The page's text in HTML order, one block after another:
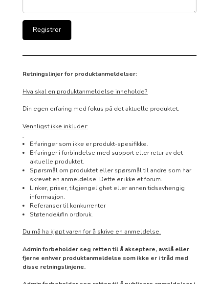
Retningslinjer for produktanmeldelser:
Hva skal en produktanmeldelse inneholde?
Din egen erfaring med fokus på det aktuelle produktet.
Vennligst ikke inkluder:
Erfaringer som ikke er produkt-spesifikke.
Erfaringer i forbindelse med support eller retur av det
aktuelle produktet.
Spørsmål om produktet eller spørsmål til andre som har
skrevet en anmeldelse. Dette er ikke et forum.
Linker, priser, tilgjengelighet eller annen tidsavhengig
informasjon.
Referanser til konkurrenter
Støtende/ufin ordbruk.
Du må ha kjøpt varen for å skrive en anmeldelse.
Admin forbeholder seg retten til å akseptere, avslå eller
fjerne enhver produktanmeldelse som ikke er i tråd med
disse retningslinjene.